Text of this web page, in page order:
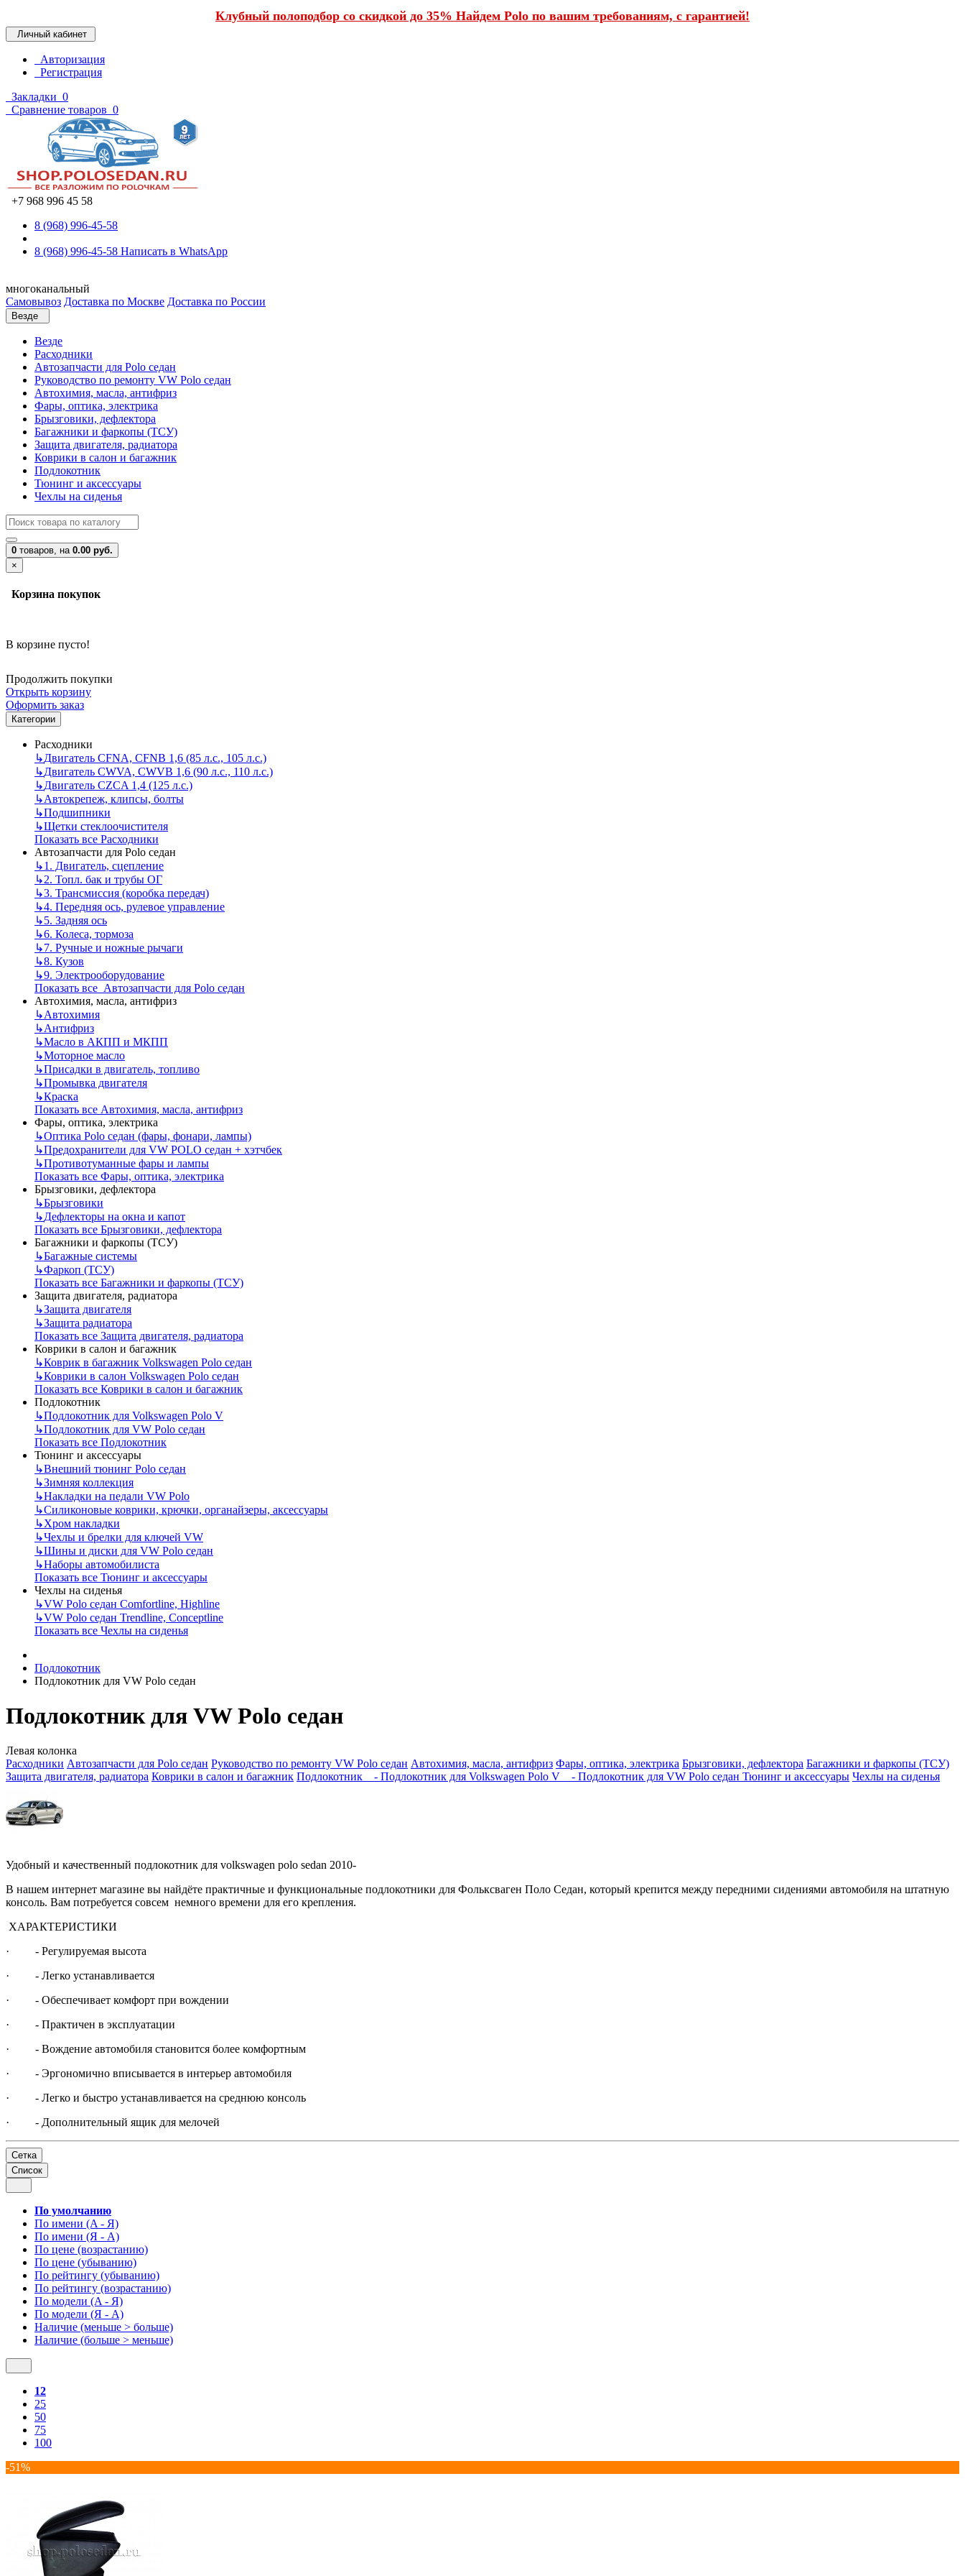
Клубный полоподбор со скидкой до 35% Найдем Polo по вашим требованиям, с гарантией!
Личный кабинет
Авторизация
Регистрация
Закладки 0
Сравнение товаров 0
+7 968 996 45 58
8 (968) 996-45-58
8 (968) 996-45-58 Написать в WhatsApp
многоканальный
Самовывоз Доставка по Москве Доставка по России
Везде
Везде
Расходники
Автозапчасти для Polo седан
Руководство по ремонту VW Polo седан
Автохимия, масла, антифриз
Фары, оптика, электрика
Брызговики, дефлектора
Багажники и фаркопы (ТСУ)
Защита двигателя, радиатора
Коврики в салон и багажник
Подлокотник
Тюнинг и аксессуары
Чехлы на сиденья
0 товаров, на 0.00 руб.
×
Корзина покупок
В корзине пусто!
Продолжить покупки
Открыть корзину
Оформить заказ
Категории
Расходники
↳Двигатель CFNA, CFNB 1,6 (85 л.с., 105 л.с.)
↳Двигатель CWVA, CWVB 1,6 (90 л.с., 110 л.с.)
↳Двигатель CZCA 1,4 (125 л.с.)
↳Автокрепеж, клипсы, болты
↳Подшипники
↳Щетки стеклоочистителя
Показать все Расходники
Автозапчасти для Polo седан
↳1. Двигатель, сцепление
↳2. Топл. бак и трубы ОГ
↳3. Трансмиссия (коробка передач)
↳4. Передняя ось, рулевое управление
↳5. Задняя ось
↳6. Колеса, тормоза
↳7. Ручные и ножные рычаги
↳8. Кузов
↳9. Электрооборудование
Показать все Автозапчасти для Polo седан
Автохимия, масла, антифриз
↳Автохимия
↳Антифриз
↳Масло в АКПП и МКПП
↳Моторное масло
↳Присадки в двигатель, топливо
↳Промывка двигателя
↳Краска
Показать все Автохимия, масла, антифриз
Фары, оптика, электрика
↳Оптика Polo седан (фары, фонари, лампы)
↳Предохранители для VW POLO седан + хэтчбек
↳Противотуманные фары и лампы
Показать все Фары, оптика, электрика
Брызговики, дефлектора
↳Брызговики
↳Дефлекторы на окна и капот
Показать все Брызговики, дефлектора
Багажники и фаркопы (ТСУ)
↳Багажные системы
↳Фаркоп (ТСУ)
Показать все Багажники и фаркопы (ТСУ)
Защита двигателя, радиатора
↳Защита двигателя
↳Защита радиатора
Показать все Защита двигателя, радиатора
Коврики в салон и багажник
↳Коврик в багажник Volkswagen Polo седан
↳Коврики в салон Volkswagen Polo седан
Показать все Коврики в салон и багажник
Подлокотник
↳Подлокотник для Volkswagen Polo V
↳Подлокотник для VW Polo седан
Показать все Подлокотник
Тюнинг и аксессуары
↳Внешний тюнинг Polo седан
↳Зимняя коллекция
↳Накладки на педали VW Polo
↳Силиконовые коврики, крючки, органайзеры, аксессуары
↳Хром накладки
↳Чехлы и брелки для ключей VW
↳Шины и диски для VW Polo седан
↳Наборы автомобилиста
Показать все Тюнинг и аксессуары
Чехлы на сиденья
↳VW Polo седан Comfortline, Highline
↳VW Polo седан Trendline, Conceptline
Показать все Чехлы на сиденья
Подлокотник
Подлокотник для VW Polo седан
Подлокотник для VW Polo седан
Левая колонка
Расходники Автозапчасти для Polo седан Руководство по ремонту VW Polo седан Автохимия, масла, антифриз Фары, оптика, электрика Брызговики, дефлектора Багажники и фаркопы (ТСУ)
Защита двигателя, радиатора Коврики в салон и багажник Подлокотник - Подлокотник для Volkswagen Polo V - Подлокотник для VW Polo седан Тюнинг и аксессуары Чехлы на сиденья
Удобный и качественный подлокотник для volkswagen polo sedan 2010-
В нашем интернет магазине вы найдёте практичные и функциональные подлокотники для Фольксваген Поло Седан, который крепится между передними сидениями автомобиля на штатную
консоль. Вам потребуется совсем немного времени для его крепления.
ХАРАКТЕРИСТИКИ
· - Регулируемая высота
· - Легко устанавливается
· - Обеспечивает комфорт при вождении
· - Практичен в эксплуатации
· - Вождение автомобиля становится более комфортным
· - Эргономично вписывается в интерьер автомобиля
· - Легко и быстро устанавливается на среднюю консоль
· - Дополнительный ящик для мелочей
Сетка
Список
По умолчанию
По имени (A - Я)
По имени (Я - A)
По цене (возрастанию)
По цене (убыванию)
По рейтингу (убыванию)
По рейтингу (возрастанию)
По модели (A - Я)
По модели (Я - A)
Наличие (меньше > больше)
Наличие (больше > меньше)
12
25
50
75
100
-51%